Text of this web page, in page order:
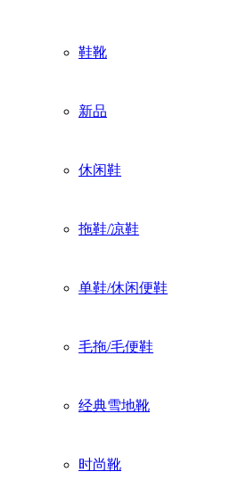
鞋靴
新品
休闲鞋
拖鞋/凉鞋
单鞋/休闲便鞋
毛拖/毛便鞋
经典雪地靴
时尚靴